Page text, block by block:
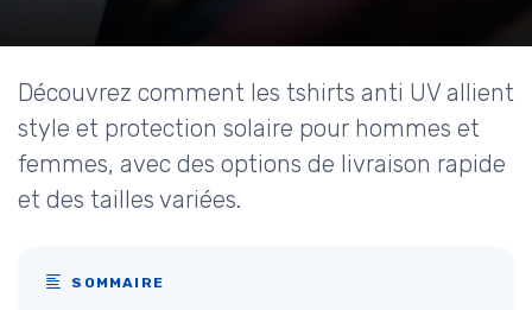
Découvrez comment les tshirts anti UV allient
style et protection solaire pour hommes et
femmes, avec des options de livraison rapide
et des tailles variées.
SOMMAIRE